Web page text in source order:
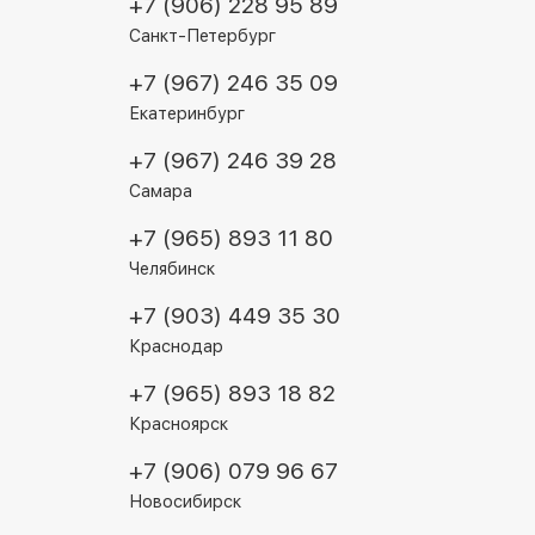
+7 (906) 228 95 89
Санкт-Петербург
+7 (967) 246 35 09
Екатеринбург
+7 (967) 246 39 28
Самара
+7 (965) 893 11 80
Челябинск
+7 (903) 449 35 30
Краснодар
+7 (965) 893 18 82
Красноярск
+7 (906) 079 96 67
Новосибирск